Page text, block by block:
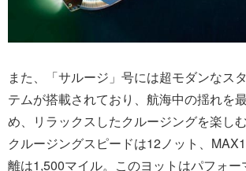
また、「サルージ」号には超モダンなス
テムが搭載されており、航海中の揺れを
め、リラックスしたクルージングを楽し
クルージングスピードは12ノット、
離は1,500マイル。このヨットはパフォー